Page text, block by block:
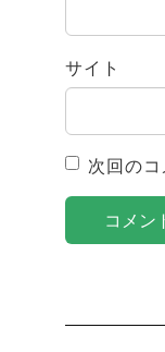
サイト
次回の